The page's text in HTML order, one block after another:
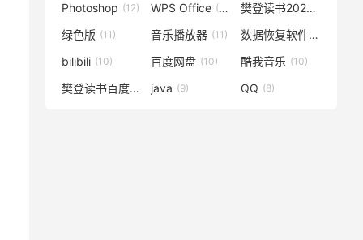
Photoshop (12) WPS Office (12) 樊登读书2020
绿色版 (11) 音乐播放器 (11) 数据恢复软件(11)
bilibili (10) 百度网盘 (10) 酷我音乐 (10)
樊登读书百度云 (10)
java (9) QQ (8)